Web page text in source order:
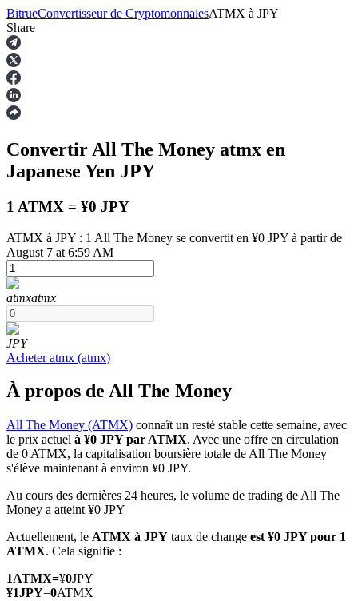
Contrats à terme
Futures USDT
Futures COIN-M
Contrats à terme sur crypto-monnaie
TradFi
Produits dérivés sur actions, forex, métaux précieux et matières
premières
BitrueConvertisseur de CryptomonnaiesATMX à JPY
Share
Convertir All The Money atmx en
Japanese Yen JPY
1 ATMX = ¥0 JPY
ATMX à JPY : 1 All The Money se convertit en ¥0 JPY à partir de
August 7 at 6:59 AM
atmxatmx
JPY
Acheter atmx (atmx)
À propos de All The Money
All The Money (ATMX) connaît un resté stable cette semaine, avec
le prix actuel à ¥0 JPY par ATMX. Avec une offre en circulation
de 0 ATMX, la capitalisation boursière totale de All The Money
s'élève maintenant à environ ¥0 JPY.
Au cours des dernières 24 heures, le volume de trading de All The
Money a atteint ¥0 JPY
Actuellement, le ATMX à JPY taux de change est ¥0 JPY pour 1
ATMX. Cela signifie :
1ATMX=¥0JPY
¥1JPY=0ATMX